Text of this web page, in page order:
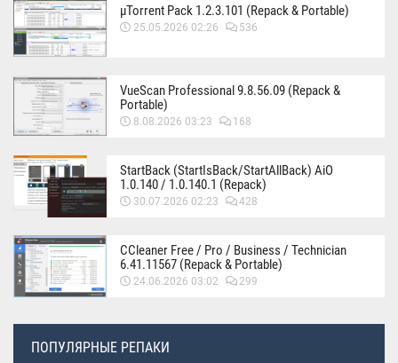
µTorrent Pack 1.2.3.101 (Repack & Portable)
25.05.2026 02:26 536
VueScan Professional 9.8.56.09 (Repack &
Portable)
8.08.2026 03:23 168
StartBack (StartIsBack/StartAllBack) AiO
1.0.140 / 1.0.140.1 (Repack)
30.07.2026 02:23 428
CCleaner Free / Pro / Business / Technician
6.41.11567 (Repack & Portable)
24.06.2026 03:02 299
ПОПУЛЯРНЫЕ РЕПАКИ